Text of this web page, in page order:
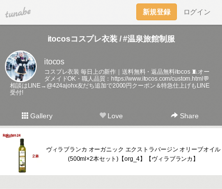
tuna.be 新規登録 ログイン
itocosコスプレ衣装 / #温泉旅館制服
itocos
コスプレ衣装 毎日上の新作｜送料無料・返品無料itocos 🧵オー
ダメイドOK・職人品質： https://www.itocos.com/custom.html💬
相談はLINE→@424ajohx友だち追加で2000円クーポン＆特急仕上げもLINE
受付!
Gallery Love Share
ヴィラブランカ オーガニック エクストラバージン オリーブオイル
(500ml×2本セット)【org_4】【ヴィラブランカ】